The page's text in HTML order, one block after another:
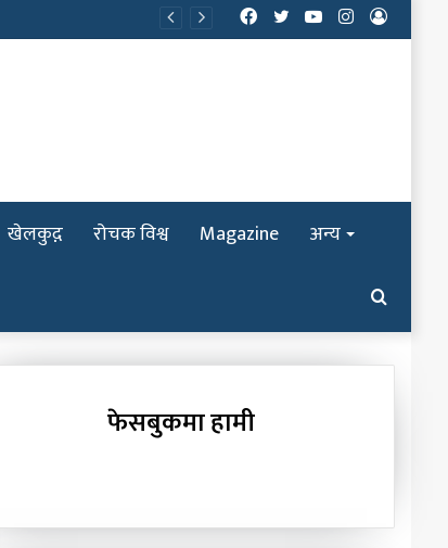
Log
Instagram
YouTube
Twitter
Facebook
खेलकुद़़ रोचक विश्व Magazine अन्य
Search
for
फेसबुकमा हामी